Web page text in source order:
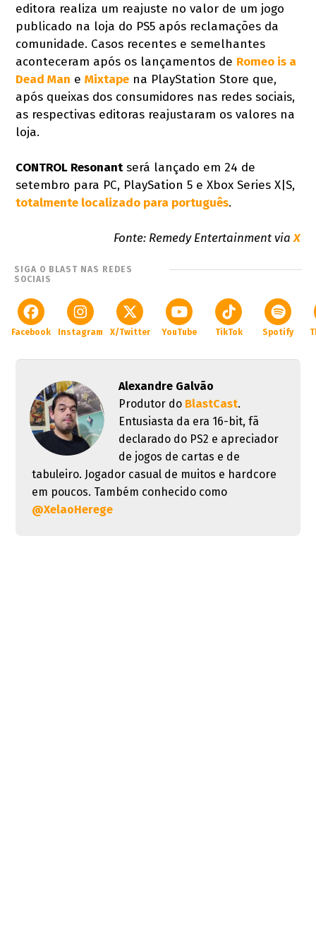
editora realiza um reajuste no valor de um jogo
publicado na loja do PS5 após reclamações da
comunidade. Casos recentes e semelhantes
aconteceram após os lançamentos de Romeo is a
Dead Man eMixtape na PlayStation Store que,
após queixas dos consumidores nas redes sociais,
as respectivas editoras reajustaram os valores na
loja.
CONTROL Resonantserá lançado em 24 de
setembro para PC, PlaySation 5 e Xbox Series X|S,
totalmente localizado para português.
Fonte: Remedy Entertainment viaX
SIGA O BLAST NAS REDES
SOCIAIS
Facebook Instagram X/Twitter YouTube TikTok Spotify
Alexandre Galvão
Produtor do BlastCast.
Entusiasta da era 16-bit, fã
declarado do PS2 e apreciador
de jogos de cartas e de
tabuleiro. Jogador casual de muitos e hardcore
em poucos. Também conhecido como
@XelaoHerege